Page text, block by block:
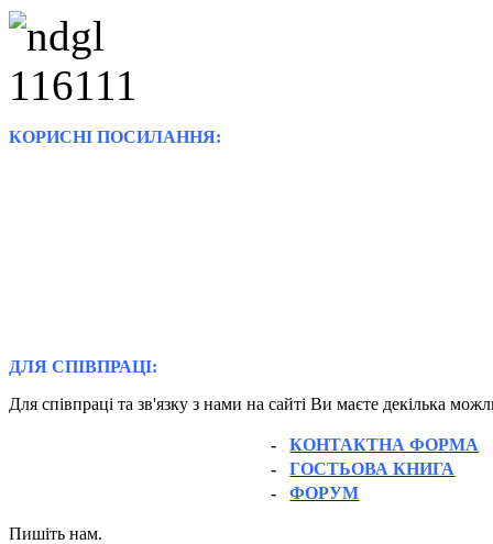
КОРИСНІ ПОСИЛАННЯ:
ДЛЯ СПІВПРАЦІ:
Для співпраці та зв'язку з нами на сайті Ви маєте декілька
-
КОНТАКТНА ФОРМА
-
ГОСТЬОВА КНИГА
-
ФОРУМ
Пишіть нам.